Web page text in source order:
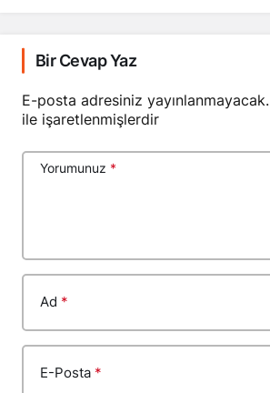
Bir Cevap Yaz
E-posta adresiniz yayınlanmayacak.
ile işaretlenmişlerdir
Yorumunuz *
Ad *
E-Posta *